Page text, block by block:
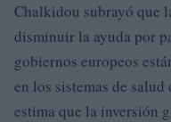
Chalkidou subrayó que
disminuir la ayuda por
gobiernos europeos
en los sistemas de salud
estima que la inversión